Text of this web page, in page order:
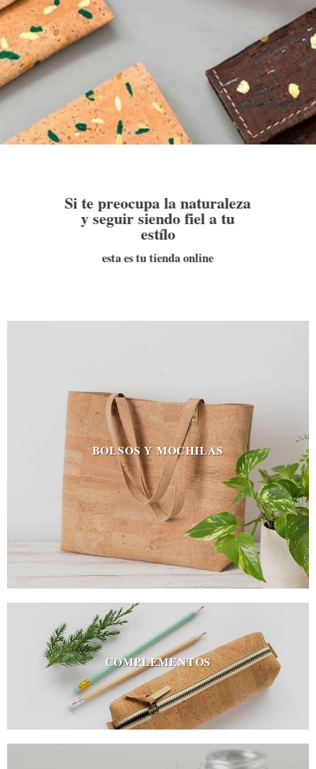
Si te preocupa la naturaleza
y seguir siendo fiel a tu
estílo
esta es tu tienda online
BOLSOS Y MOCHILAS
COMPLEMENTOS